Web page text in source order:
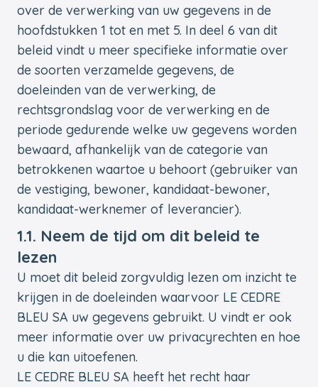
over de verwerking van uw gegevens in de
hoofdstukken 1 tot en met 5. In deel 6 van dit
beleid vindt u meer specifieke informatie over
de soorten verzamelde gegevens, de
doeleinden van de verwerking, de
rechtsgrondslag voor de verwerking en de
periode gedurende welke uw gegevens worden
bewaard, afhankelijk van de categorie van
betrokkenen waartoe u behoort (gebruiker van
de vestiging, bewoner, kandidaat-bewoner,
kandidaat-werknemer of leverancier).
1.1. Neem de tijd om dit beleid te
lezen
U moet dit beleid zorgvuldig lezen om inzicht te
krijgen in de doeleinden waarvoor LE CEDRE
BLEU SA uw gegevens gebruikt. U vindt er ook
meer informatie over uw privacyrechten en hoe
u die kan uitoefenen.
LE CEDRE BLEU SA heeft het recht haar